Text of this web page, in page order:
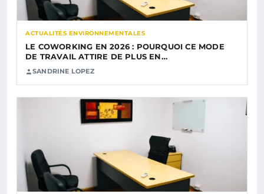
ACTUALITÉS ENVIRONNEMENTALES
LE COWORKING EN 2026 : POURQUOI CE MODE
DE TRAVAIL ATTIRE DE PLUS EN…
SANDRINE LOPEZ